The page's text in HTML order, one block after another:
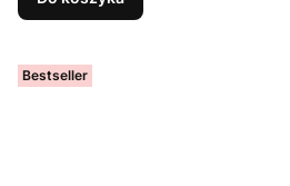
Bestseller